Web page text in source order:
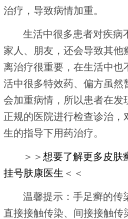
治疗，导致病情加重。
生活中很多患者对疾病
家人、朋友，还会导致其他
离治疗很重要，在生活中也
活中很多特效药、偏方虽然
会加重病情，所以患者在发
正规的医院进行检查诊治，
生的指导下用药治疗。
＞＞想要了解更多皮肤
挂号肤康医生 ＜＜
温馨提示：手足癣的传
直接接触传染、间接接触传